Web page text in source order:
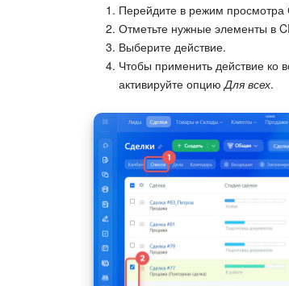
Перейдите в режим просмотра
Отметьте нужные элементы в
Выберите действие.
Чтобы применить действие ко
активируйте опцию Для всех.